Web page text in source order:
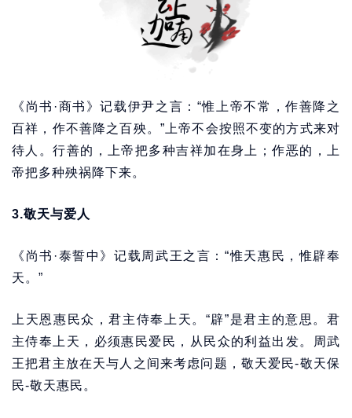
《尚书·商书》记载伊尹之言：“惟上帝不常，作善降之
百祥，作不善降之百殃。”上帝不会按照不变的方式来对
待人。行善的，上帝把多种吉祥加在身上；作恶的，上
帝把多种殃祸降下来。
3.敬天与爱人
《尚书·泰誓中》记载周武王之言：“惟天惠民，惟辟奉
天。”
上天恩惠民众，君主侍奉上天。“辟”是君主的意思。君
主侍奉上天，必须惠民爱民，从民众的利益出发。周武
王把君主放在天与人之间来考虑问题，敬天爱民-敬天保
民-敬天惠民。